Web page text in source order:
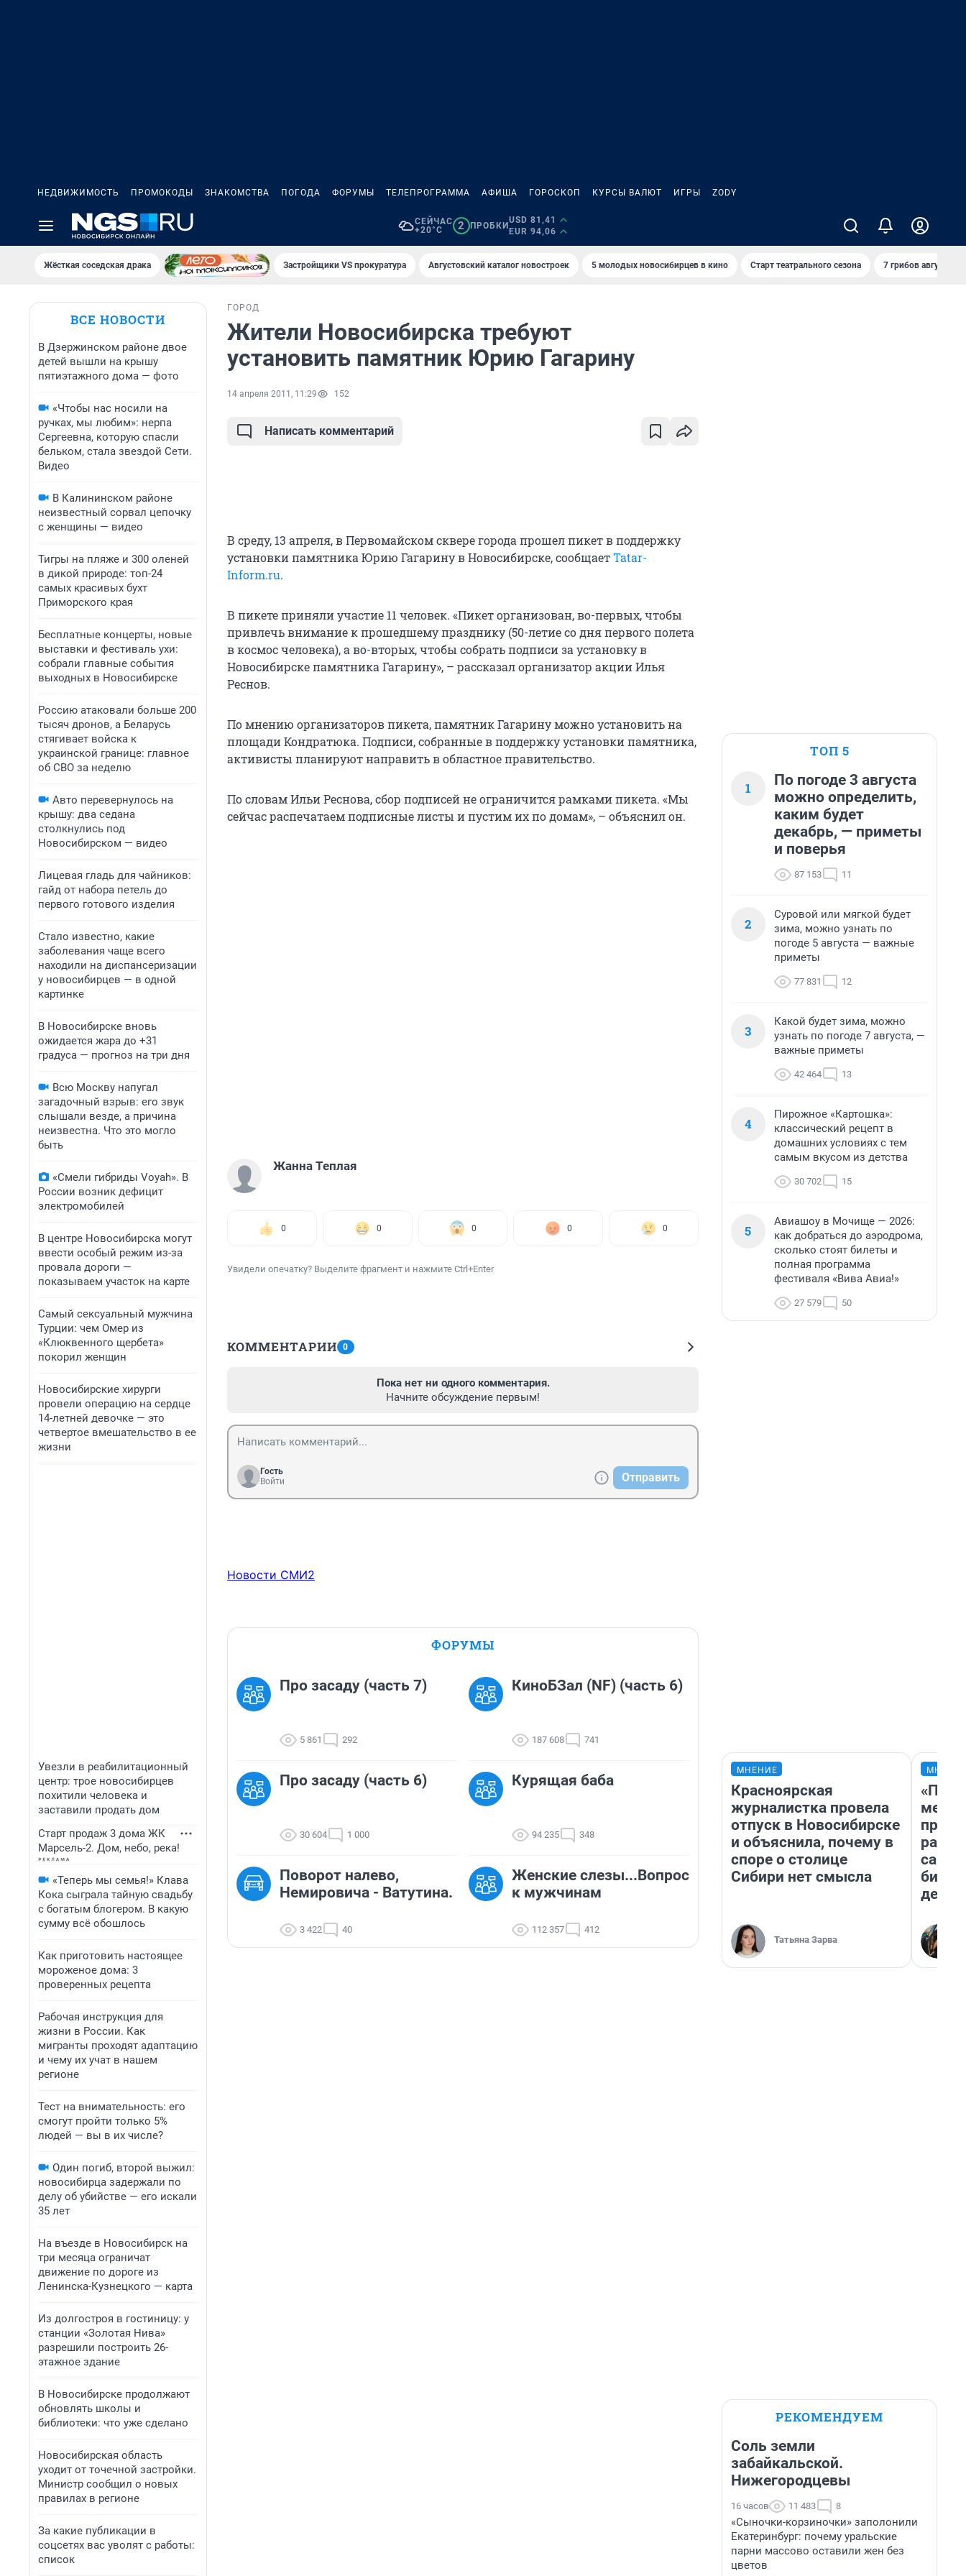
НЕДВИЖИМОСТЬ ПРОМОКОДЫ ЗНАКОМСТВА ПОГОДА ФОРУМЫ ТЕЛЕПРОГРАММА АФИША ГОРОСКОП КУРСЫ ВАЛЮТ ИГРЫ ZODY
СЕЙЧАС
+20°C
2 ПРОБКИ
USD 81,41
EUR 94,06
Жёсткая соседская драка Застройщики VS прокуратура Августовский каталог новостроек 5 молодых новосибирцев в кино Старт театрального сезона 7 грибов августа
ВСЕ НОВОСТИ
В Дзержинском районе двое
детей вышли на крышу
пятиэтажного дома — фото
«Чтобы нас носили на
ручках, мы любим»: нерпа
Сергеевна, которую спасли
бельком, стала звездой Сети.
Видео
В Калининском районе
неизвестный сорвал цепочку
с женщины — видео
Тигры на пляже и 300 оленей
в дикой природе: топ-24
самых красивых бухт
Приморского края
Бесплатные концерты, новые
выставки и фестиваль ухи:
собрали главные события
выходных в Новосибирске
Россию атаковали больше 200
тысяч дронов, а Беларусь
стягивает войска к
украинской границе: главное
об СВО за неделю
Авто перевернулось на
крышу: два седана
столкнулись под
Новосибирском — видео
Лицевая гладь для чайников:
гайд от набора петель до
первого готового изделия
Стало известно, какие
заболевания чаще всего
находили на диспансеризации
у новосибирцев — в одной
картинке
В Новосибирске вновь
ожидается жара до +31
градуса — прогноз на три дня
Всю Москву напугал
загадочный взрыв: его звук
слышали везде, а причина
неизвестна. Что это могло
быть
«Смели гибриды Voyah». В
России возник дефицит
электромобилей
В центре Новосибирска могут
ввести особый режим из-за
провала дороги —
показываем участок на карте
Самый сексуальный мужчина
Турции: чем Омер из
«Клюквенного щербета»
покорил женщин
Новосибирские хирурги
провели операцию на сердце
14-летней девочке — это
четвертое вмешательство в ее
жизни
Увезли в реабилитационный
центр: трое новосибирцев
похитили человека и
заставили продать дом
Старт продаж 3 дома ЖК
Марсель-2. Дом, небо, река!
«Теперь мы семья!» Клава
Кока сыграла тайную свадьбу
с богатым блогером. В какую
сумму всё обошлось
Как приготовить настоящее
мороженое дома: 3
проверенных рецепта
Рабочая инструкция для
жизни в России. Как
мигранты проходят адаптацию
и чему их учат в нашем
регионе
Тест на внимательность: его
смогут пройти только 5%
людей — вы в их числе?
Один погиб, второй выжил:
новосибирца задержали по
делу об убийстве — его искали
35 лет
На въезде в Новосибирск на
три месяца ограничат
движение по дороге из
Ленинска-Кузнецкого — карта
Из долгостроя в гостиницу: у
станции «Золотая Нива»
разрешили построить 26-
этажное здание
В Новосибирске продолжают
обновлять школы и
библиотеки: что уже сделано
Новосибирская область
уходит от точечной застройки.
Министр сообщил о новых
правилах в регионе
За какие публикации в
соцсетях вас уволят с работы:
список
ГОРОД
Жители Новосибирска требуют
установить памятник Юрию Гагарину
14 апреля 2011, 11:29 152
Написать комментарий
В среду, 13 апреля, в Первомайском сквере города прошел пикет в поддержку
установки памятника Юрию Гагарину в Новосибирске, сообщаетTatar-
Inform.ru.
В пикете приняли участие 11 человек. «Пикет организован, во-первых, чтобы
привлечь внимание к прошедшему празднику (50-летие со дня первого полета
в космос человека), а во-вторых, чтобы собрать подписи за установку в
Новосибирске памятника Гагарину», – рассказал организатор акции Илья
Реснов.
По мнению организаторов пикета, памятник Гагарину можно установить на
площади Кондратюка. Подписи, собранные в поддержку установки памятника,
активисты планируют направить в областное правительство.
По словам Ильи Реснова, сбор подписей не ограничится рамками пикета. «Мы
сейчас распечатаем подписные листы и пустим их по домам», – объяснил он.
Жанна Теплая
0 0 0 0 0
Увидели опечатку? Выделите фрагмент и нажмите Ctrl+Enter
КОММЕНТАРИИ 0
Пока нет ни одного комментария.
Начните обсуждение первым!
Гость
Войти
Отправить
Новости СМИ2
ФОРУМЫ
Про засаду (часть 7)
5 861 292
КиноБЗал (NF) (часть 6)
187 608 741
Про засаду (часть 6)
30 604 1 000
Курящая баба
94 235 348
Поворот налево,
Немировича - Ватутина.
3 422 40
Женские слезы...Вопрос
к мужчинам
112 357 412
ТОП 5
1
По погоде 3 августа
можно определить,
каким будет
декабрь, — приметы
и поверья
87 153 11
2
Суровой или мягкой будет
зима, можно узнать по
погоде 5 августа — важные
приметы
77 831 12
3
Какой будет зима, можно
узнать по погоде 7 августа, —
важные приметы
42 464 13
4
Пирожное «Картошка»:
классический рецепт в
домашних условиях с тем
самым вкусом из детства
30 702 15
5
Авиашоу в Мочище — 2026:
как добраться до аэродрома,
сколько стоят билеты и
полная программа
фестиваля «Вива Авиа!»
27 579 50
МНЕНИЕ
Красноярская
журналистка провела
отпуск в Новосибирске
и объяснила, почему в
споре о столице
Сибири нет смысла
Татьяна Зарва
РЕКОМЕНДУЕМ
Соль земли
забайкальской.
Нижегородцевы
16 часов 11 483 8
«Сыночки-корзиночки» заполонили
Екатеринбург: почему уральские
парни массово оставили жен без
цветов